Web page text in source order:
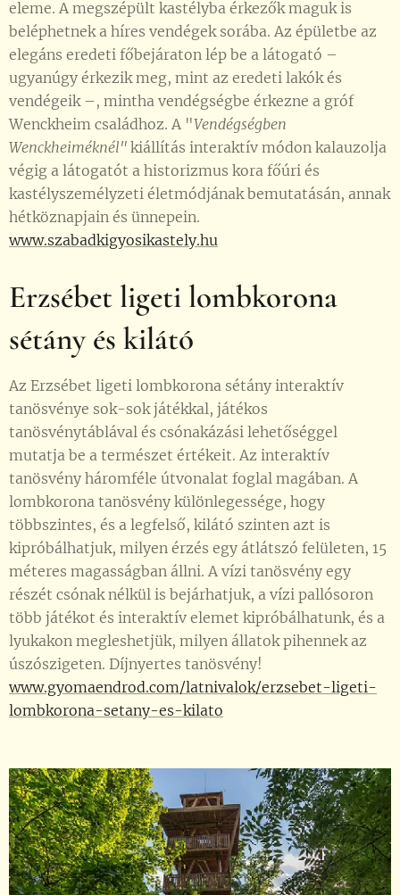
eleme. A megszépült kastélyba érkezők maguk is
beléphetnek a híres vendégek sorába. Az épületbe az
elegáns eredeti főbejáraton lép be a látogató –
ugyanúgy érkezik meg, mint az eredeti lakók és
vendégeik –, mintha vendégségbe érkezne a gróf
Wenckheim családhoz. A "Vendégségben
Wenckheiméknél" kiállítás interaktív módon kalauzolja
végig a látogatót a historizmus kora főúri és
kastélyszemélyzeti életmódjának bemutatásán, annak
hétköznapjain és ünnepein.
www.szabadkigyosikastely.hu
Erzsébet ligeti lombkorona
sétány és kilátó
Az Erzsébet ligeti lombkorona sétány interaktív
tanösvénye sok-sok játékkal, játékos
tanösvénytáblával és csónakázási lehetőséggel
mutatja be a természet értékeit. Az interaktív
tanösvény háromféle útvonalat foglal magában. A
lombkorona tanösvény különlegessége, hogy
többszintes, és a legfelső, kilátó szinten azt is
kipróbálhatjuk, milyen érzés egy átlátszó felületen, 15
méteres magasságban állni. A vízi tanösvény egy
részét csónak nélkül is bejárhatjuk, a vízi pallósoron
több játékot és interaktív elemet kipróbálhatunk, és a
lyukakon megleshetjük, milyen állatok pihennek az
úszószigeten. Díjnyertes tanösvény!
www.gyomaendrod.com/latnivalok/erzsebet-ligeti-
lombkorona-setany-es-kilato